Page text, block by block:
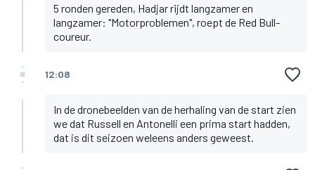
5 ronden gereden, Hadjar rijdt langzamer en
langzamer: "Motorproblemen", roept de Red Bull-
coureur.
12:08
In de dronebeelden van de herhaling van de start zien
we dat Russell en Antonelli een prima start hadden,
dat is dit seizoen weleens anders geweest.